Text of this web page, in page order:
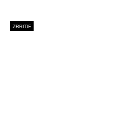
ZBRITJE